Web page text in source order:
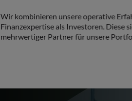
Wir kombinieren unsere operative
Finanzexpertise als Investoren. Diese
mehrwertiger Partner für unsere